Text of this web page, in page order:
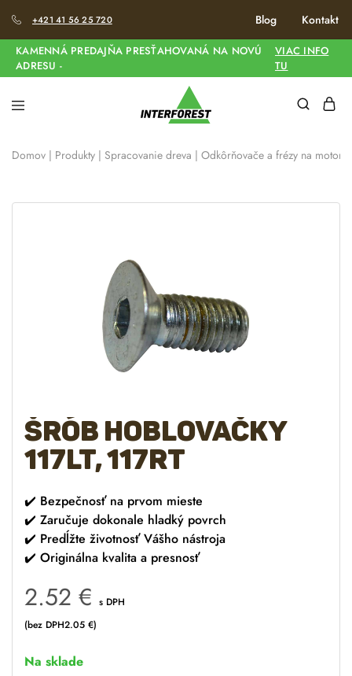
+421 41 56 25 720 Blog Kontakt
KAMENNÁ PREDAJŇA PRESŤAHOVANÁ NA NOVÚ
ADRESU -
VIAC INFO
TU
Domov | Produkty | Spracovanie dreva | Odkôrňovače a frézy na
Šrób hoblovačky
117LT, 117RT
✔️ Bezpečnosť na prvom mieste
✔️ Zaručuje dokonale hladký povrch
✔️ Predĺžte životnosť Vášho nástroja
✔️ Originálna kvalita a presnosť
2.52 € s DPH
(bez DPH2.05 €)
Na sklade